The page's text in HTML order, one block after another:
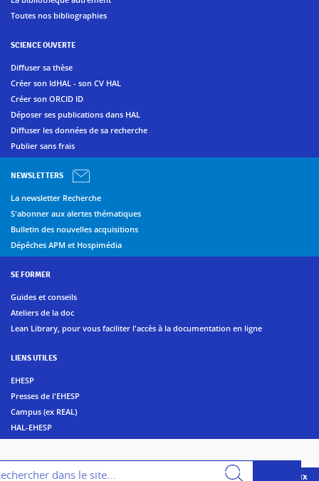
Toutes nos bibliographies
SCIENCE OUVERTE
Diffuser sa thèse
Créer son IdHAL - son CV HAL
Créer son ORCID ID
Déposer ses publications dans HAL
Diffuser les données de sa recherche
Publier sans frais
NEWSLETTERS
La newsletter Recherche
S'abonner aux alertes thématiques
Bulletin des nouvelles acquisitions
Dépêches APM et Hospimédia
SE FORMER
Guides et conseils
Ateliers de la doc
Lean Library, pour vous faciliter l'accès à la documentation en ligne
LIENS UTILES
EHESP
Presses de l'EHESP
Campus (ex REAL)
HAL-EHESP
Suivez les bibliothèques de l'EHESP sur les réseaux sociaux